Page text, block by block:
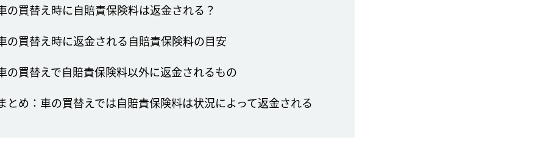
の買替え時に自賠責保険料は返金される？
の買替え時に返金される自賠責保険料の目安
の買替えで自賠責保険料以外に返金されるもの
とめ：車の買替えでは自賠責保険料は状況によって返金される